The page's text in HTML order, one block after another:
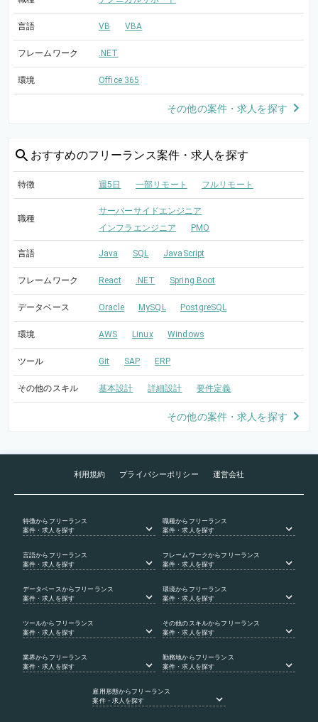
言語 VB VBA
フレームワーク .NET
環境 Office 365
その他の案件・求人を探す
おすすめのフリーランス案件・求人を探す
特徴 週5日 一部リモート フルリモート
職種
サーバーサイドエンジニア
インフラエンジニア
PMO
言語 Java SQL JavaScript
フレームワーク React .NET Spring Boot
データベース Oracle MySQL PostgreSQL
環境 AWS Linux Windows
ツール Git SAP ERP
その他のスキル 基本設計 詳細設計 要件定義
その他の案件・求人を探す
利用規約 プライバシーポリシー 運営会社
特徴からフリーランス
案件・求人を探す
職種からフリーランス
案件・求人を探す
言語からフリーランス
案件・求人を探す
フレームワークからフリーランス
案件・求人を探す
データベース からフリーランス
案件・求人を探す
環境からフリーランス
案件・求人を探す
ツールからフリーランス
案件・求人を探す
その他のスキルからフリーランス
案件・求人を探す
業界からフリーランス
案件・求人を探す
勤務地からフリーランス
案件・求人を探す
雇用形態からフリーランス
案件・求人を探す